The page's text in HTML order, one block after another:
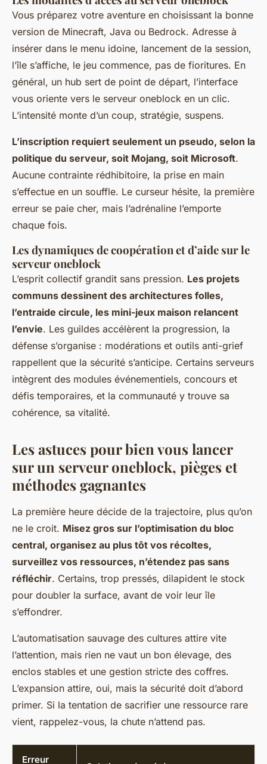
Vous préparez votre aventure en choisissant la bonne
version de Minecraft, Java ou Bedrock. Adresse à
insérer dans le menu idoine, lancement de la session,
l’île s’affiche, le jeu commence, pas de fioritures. En
général, un hub sert de point de départ, l’interface
vous oriente vers le serveur oneblock en un clic.
L’intensité monte d’un coup, stratégie, suspens.
L’inscription requiert seulement un pseudo, selon la
politique du serveur, soit Mojang, soit Microsoft.
Aucune contrainte rédhibitoire, la prise en main
s’effectue en un souffle. Le curseur hésite, la première
erreur se paie cher, mais l’adrénaline l’emporte
chaque fois.
Les dynamiques de coopération et d’aide sur le
serveur oneblock
L’esprit collectif grandit sans pression. Les projets
communs dessinent des architectures folles,
l’entraide circule, les mini-jeux maison relancent
l’envie. Les guildes accélèrent la progression, la
défense s’organise : modérations et outils anti-grief
rappellent que la sécurité s’anticipe. Certains serveurs
intègrent des modules événementiels, concours et
défis temporaires, et la communauté y trouve sa
cohérence, sa vitalité.
Les astuces pour bien vous lancer
sur un serveur oneblock, pièges et
méthodes gagnantes
La première heure décide de la trajectoire, plus qu’on
ne le croit. Misez gros sur l’optimisation du bloc
central, organisez au plus tôt vos récoltes,
surveillez vos ressources, n’étendez pas sans
réfléchir. Certains, trop pressés, dilapident le stock
pour doubler la surface, avant de voir leur île
s’effondrer.
L’automatisation sauvage des cultures attire vite
l’attention, mais rien ne vaut un bon élevage, des
enclos stables et une gestion stricte des coffres.
L’expansion attire, oui, mais la sécurité doit d’abord
primer. Si la tentation de sacrifier une ressource rare
vient, rappelez-vous, la chute n’attend pas.
Erreur